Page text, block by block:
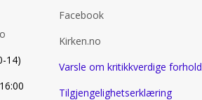
14)
Facebook
Kirken.no
Varsle om kritikkverdige forhold
Tilgjengelighetserklæring